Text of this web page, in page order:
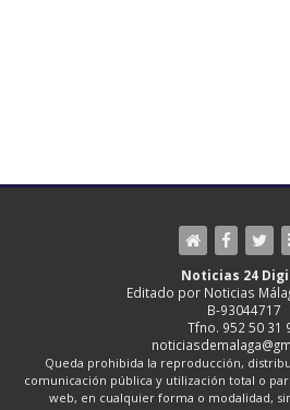
Noticias 24
Editado por Noticias
B-93044717
Tfno. 952 50 31
Queda prohibida la reproducción,
comunicación pública y utilización total o
web, en cualquier forma o modalidad,